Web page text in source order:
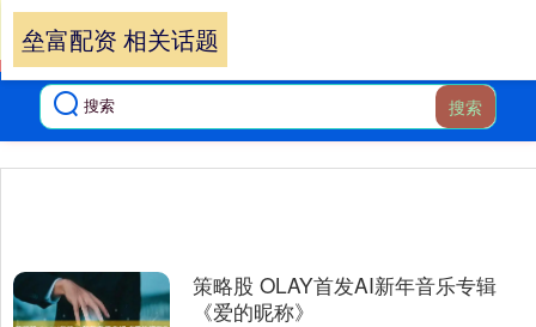
搜索
垒富配资 相关话题
策略股 OLAY首发AI新年音乐专辑
《爱的昵称》